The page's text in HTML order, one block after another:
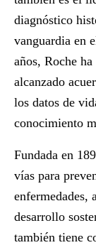
diagnóstico
vanguardia en
años, Roche
alcanzado
los datos de
conocimiento
Fundada en
vías para
enfermedades,
desarrollo
también tiene